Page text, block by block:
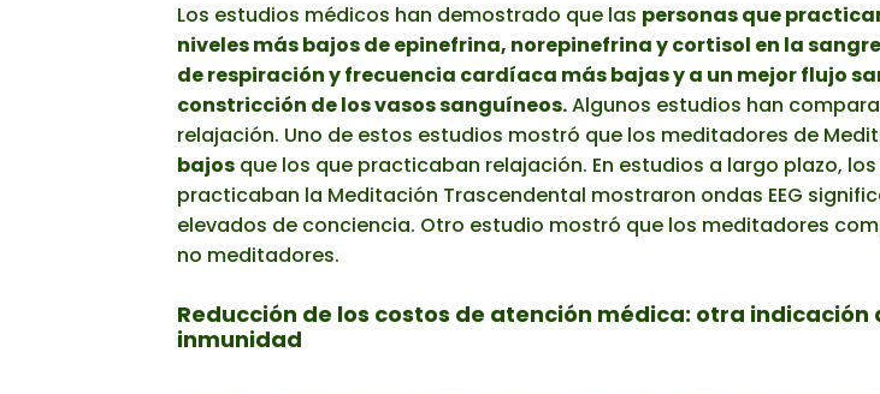
Los estudios médicos han demostrado que las personas que
niveles más bajos de epinefrina, norepinefrina y cortisol en la sangre
de respiración y frecuencia cardíaca más bajas y a un mejor flujo
constricción de los vasos sanguíneos.Algunos estudios han
relajación. Uno de estos estudios mostró que los meditadores de
bajos que los que practicaban relajación. En estudios a largo plazo,
practicaban la Meditación Trascendental mostraron ondas EEG
elevados de conciencia. Otro estudio mostró que los meditadores
no meditadores.
Reducción de los costos de atención médica: otra
inmunidad